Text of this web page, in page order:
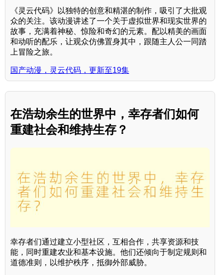
《灵云代码》以独特的创意和精湛的制作，吸引了大批观
众的关注。该动漫讲述了一个关于虚拟世界和现实世界的
故事，充满着神秘、惊险和奇幻的元素。配以精美的画面
和动听的配乐，让观众仿佛置身其中，跟随主人公一同踏
上冒险之旅。
国产动漫，灵云代码，更新至19集
在浩劫余生的世界中，幸存者们如何
重建社会和维持生存？
幸存者们通过建立小型社区，互相合作，共享资源和技
能，同时重建农业和基本设施。他们还倾向于制定规则和
道德准则，以维护秩序，抵御外部威胁。